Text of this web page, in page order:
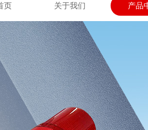
页 关于我们 产品